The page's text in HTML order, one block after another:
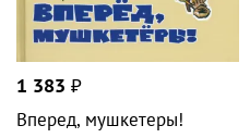
1 383 ₽
Вперед, мушкетеры!